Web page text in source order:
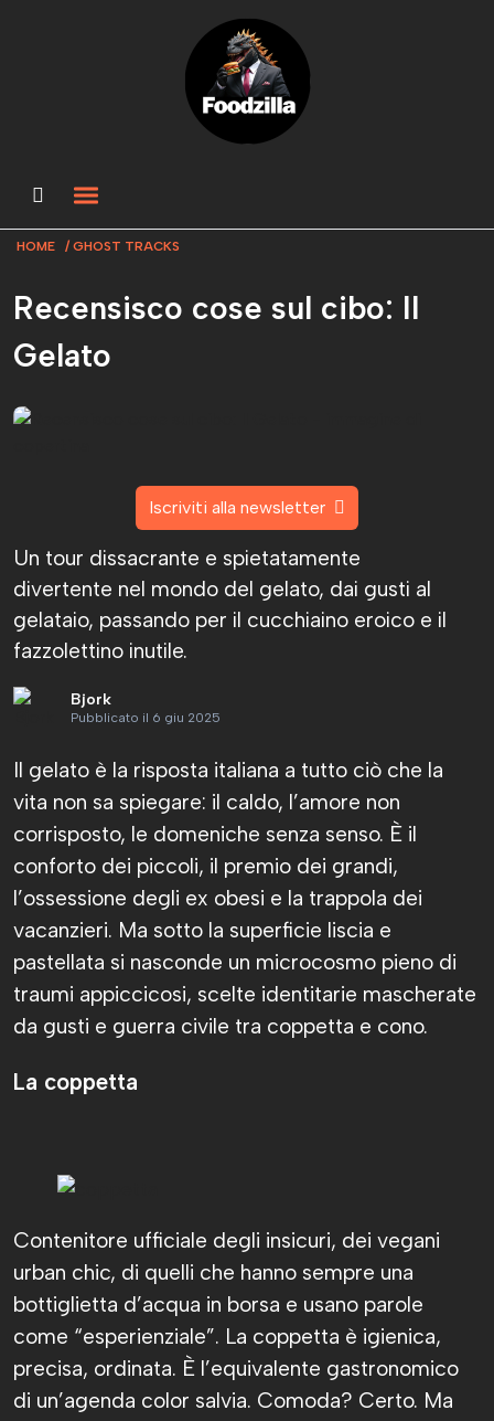
HOME GHOST TRACKS
Recensisco cose sul cibo: Il
Gelato
Iscriviti alla newsletter
Un tour dissacrante e spietatamente
divertente nel mondo del gelato, dai gusti al
gelataio, passando per il cucchiaino eroico e il
fazzolettino inutile.
Bjork
Pubblicato il 6 giu 2025
Il gelato è la risposta italiana a tutto ciò che la
vita non sa spiegare: il caldo, l’amore non
corrisposto, le domeniche senza senso. È il
conforto dei piccoli, il premio dei grandi,
l’ossessione degli ex obesi e la trappola dei
vacanzieri. Ma sotto la superficie liscia e
pastellata si nasconde un microcosmo pieno di
traumi appiccicosi, scelte identitarie mascherate
da gusti e guerra civile tra coppetta e cono.
La coppetta
Contenitore ufficiale degli insicuri, dei vegani
urban chic, di quelli che hanno sempre una
bottiglietta d’acqua in borsa e usano parole
come “esperienziale”. La coppetta è igienica,
precisa, ordinata. È l’equivalente gastronomico
di un’agenda color salvia. Comoda? Certo. Ma